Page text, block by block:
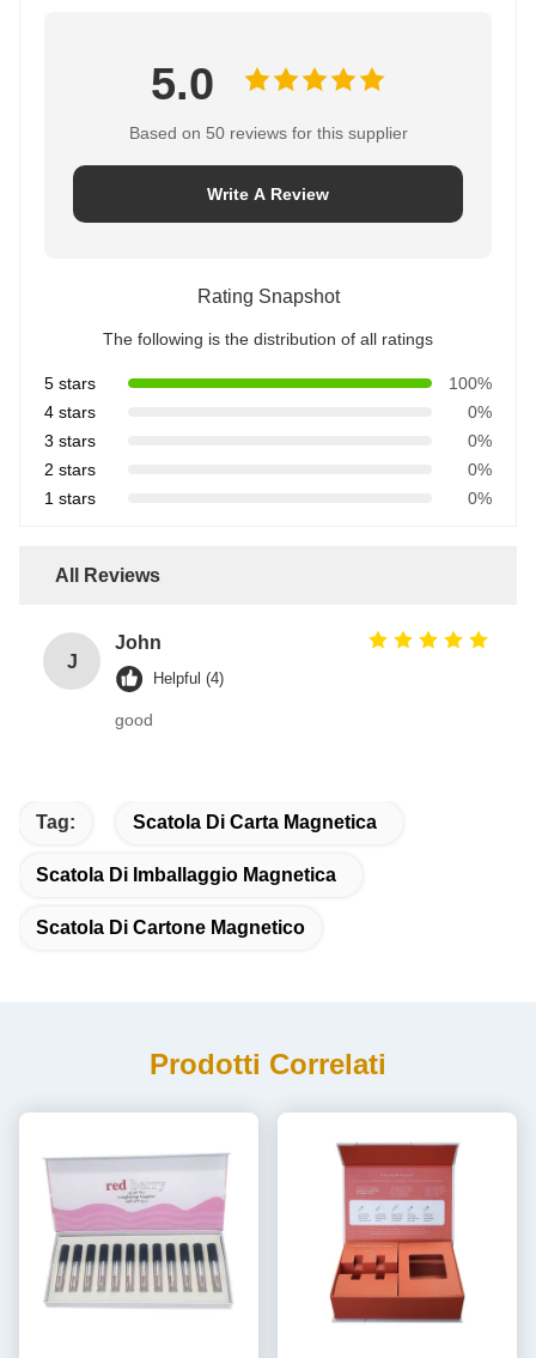
5.0
Based on 50 reviews for this supplier
Write A Review
Rating Snapshot
The following is the distribution of all ratings
5 stars
100%
4 stars
0%
3 stars
0%
2 stars
0%
1 stars
0%
All Reviews
J
John
Helpful (4)
good
Tag: Scatola Di Carta Magnetica
Scatola Di Imballaggio Magnetica
Scatola Di Cartone Magnetico
Prodotti Correlati